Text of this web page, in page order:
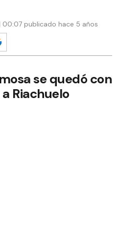
00:07 publicado hace 5 años
se quedó con
Riachuelo